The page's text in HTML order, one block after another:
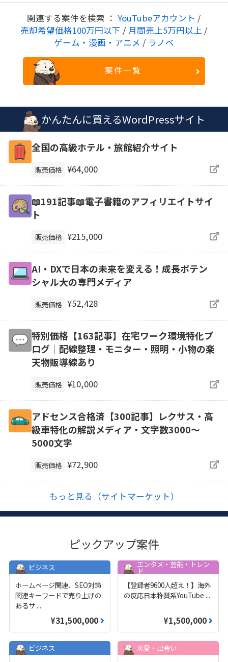
関連する案件を検索 ： YouTubeアカウント /
売却希望価格100万円以下 / 月間売上5万円以上 /
ゲーム・漫画・アニメ / ラノベ
案件一覧
かんたんに買えるWordPressサイト
全国の高級ホテル・旅館紹介サイト
販売価格 ¥64,000
📖191記事📖電子書籍のアフィリエイトサイ
ト
販売価格 ¥215,000
AI・DXで日本の未来を変える！成長ポテン
シャル大の専門メディア
販売価格 ¥52,428
特別価格【163記事】在宅ワーク環境特化ブ
ログ｜配線整理・モニター・照明・小物の楽
天物販導線あり
販売価格 ¥10,000
アドセンス合格済【300記事】レクサス・高
級車特化の解説メディア・文字数3000～
5000文字
販売価格 ¥72,900
もっと見る（サイトマーケット）
ピックアップ案件
ビジネス
ホームページ関連、SEO対策
関連キーワードで売り上げの
あるサ ...
¥31,500,000
エンタメ・芸能・トレン
ド
【登録者9600人超え！】海外
の反応日本称賛系YouTube ...
¥1,500,000
ビジネス
恋愛・出会い